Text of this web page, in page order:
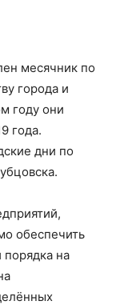
месячник по
города и
году они
года.
дни по
обеспечить
на